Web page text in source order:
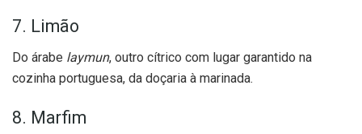
7. Limão
Do árabe laymun, outro cítrico com lugar garantido na
cozinha portuguesa, da doçaria à marinada.
8. Marfim